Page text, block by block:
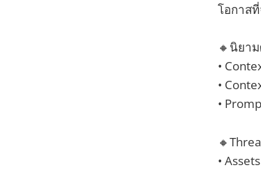
โอกาส
🔸นิยา
•
•
•
•